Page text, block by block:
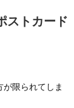
ストカード
限られてしま